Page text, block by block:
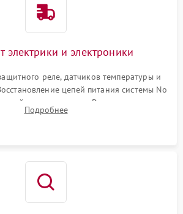
электрики и электроники
реле, датчиков температуры и
цепей питания системы No
и вентилятор. Ремонт или замена
при сбоях алгоритмов.
Подробнее